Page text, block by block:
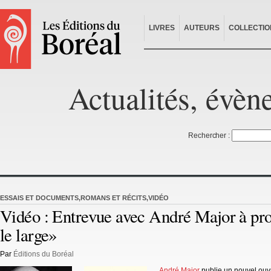
LIVRES AUTEURS
Actualités,
Rechercher :
ESSAIS ET DOCUMENTS,ROMANS ET RÉCITS,VIDÉO
Vidéo : Entrevue avec André Major à
le large»
Par Éditions du Boréal